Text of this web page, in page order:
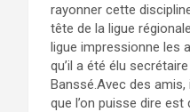
rayonner cette
tête de la ligue
ligue impressionne les
qu’il a été élu
Banssé.Avec des amis,
que l’on puisse dire